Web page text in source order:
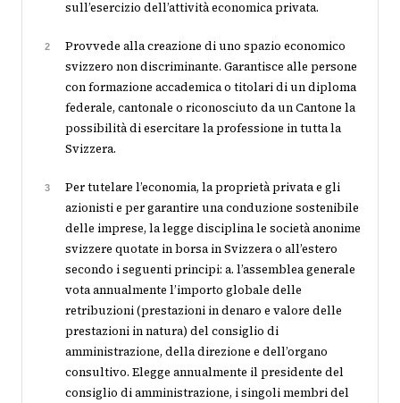
sull’esercizio dell’attività economica privata.
2
Provvede alla creazione di uno spazio economico
svizzero non discriminante. Garantisce alle persone
con formazione accademica o titolari di un diploma
federale, cantonale o riconosciuto da un Cantone la
possibilità di esercitare la professione in tutta la
Svizzera.
3
Per tutelare l’economia, la proprietà privata e gli
azionisti e per garantire una conduzione sostenibile
delle imprese, la legge disciplina le società anonime
svizzere quotate in borsa in Svizzera o all’estero
secondo i seguenti principi: a. l’assemblea generale
vota annualmente l’importo globale delle
retribuzioni (prestazioni in denaro e valore delle
prestazioni in natura) del consiglio di
amministrazione, della direzione e dell’organo
consultivo. Elegge annualmente il presidente del
consiglio di amministrazione, i singoli membri del